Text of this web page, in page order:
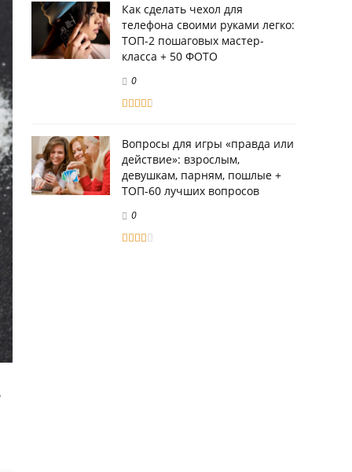
Как сделать чехол для
телефона своими руками легко:
ТОП-2 пошаговых мастер-
класса + 50 ФОТО
0
Вопросы для игры «правда или
действие»: взрослым,
девушкам, парням, пошлые +
ТОП-60 лучших вопросов
0